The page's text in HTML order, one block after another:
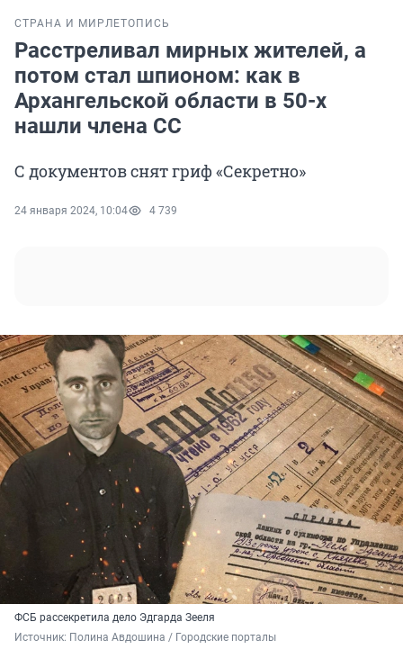
СТРАНА И МИРЛЕТОПИСЬ
Расстреливал мирных жителей, а
потом стал шпионом: как в
Архангельской области в 50-х
нашли члена СС
С документов снят гриф «Секретно»
24 января 2024, 10:04 4 739
ФСБ рассекретила дело Эдгарда Зееля
Источник: Полина Авдошина / Городские порталы